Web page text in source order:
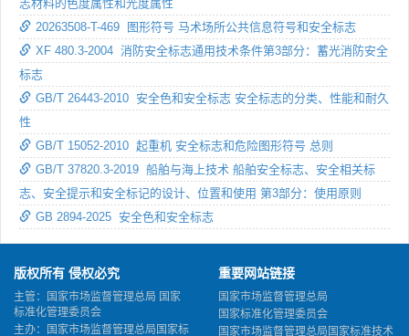
志材料的色度属性和光度属性
20263508-T-469 图形符号 马术场所公共信息符号和安全标志
XF 480.3-2004 消防安全标志通用技术条件第3部分：蓄光消防安全
标志
GB/T 26443-2010 安全色和安全标志 安全标志的分类、性能和耐久
性
GB/T 15052-2010 起重机 安全标志和危险图形符号 总则
GB/T 37820.3-2019 船舶与海上技术 船舶安全标志、安全相关标
志、安全提示和安全标记的设计、位置和使用 第3部分：使用原则
GB 2894-2025 安全色和安全标志
版权所有 侵权必究
主管：国家市场监督管理总局 国家
标准化管理委员会
主办：国家市场监督管理总局国家标
重要网站链接
国家市场监督管理总局
国家标准化管理委员会
国家市场监督管理总局国家标准技术